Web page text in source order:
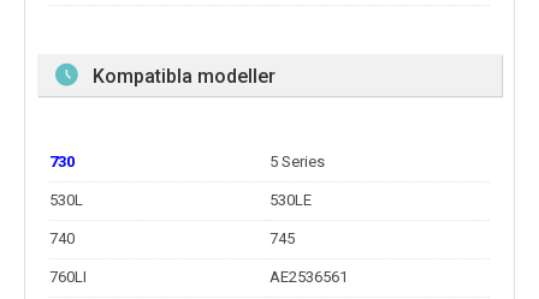
Kompatibla modeller
730 5 Series
530L 530LE
740 745
760LI AE2536561